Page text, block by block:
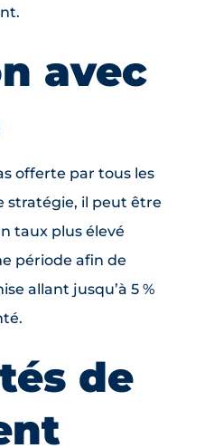
avec
offerte par tous les
stratégie, il peut être
taux plus élevé
période afin de
allant jusqu’à 5 %
de